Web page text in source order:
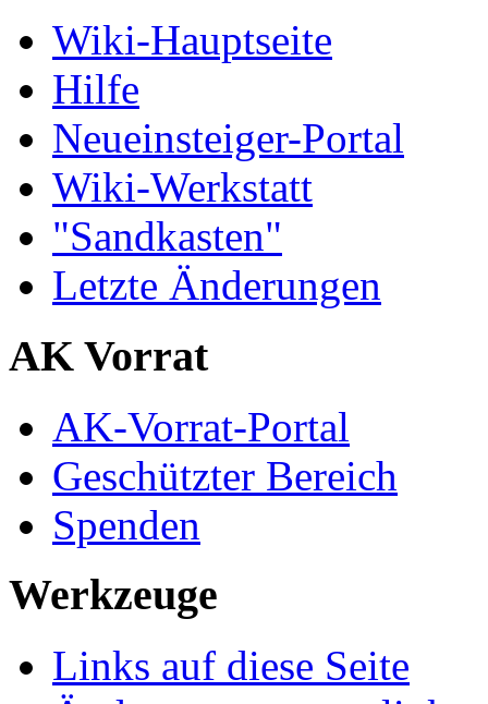
Wiki-Hauptseite
Hilfe
Neueinsteiger-Portal
Wiki-Werkstatt
"Sandkasten"
Letzte Änderungen
AK Vorrat
AK-Vorrat-Portal
Geschützter Bereich
Spenden
Werkzeuge
Links auf diese Seite